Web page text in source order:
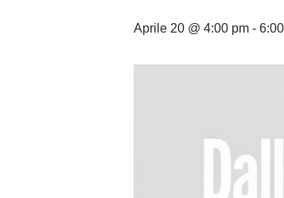
Aprile 20 @ 4:00 pm -